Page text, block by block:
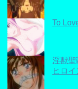
To
淫獣
ヒロ